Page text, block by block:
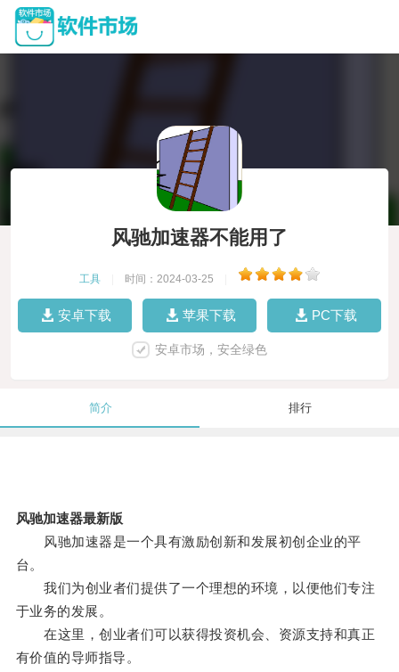
风驰加速器不能用了
工具 时间：2024-03-25
安卓下载 苹果下载 PC下载
安卓市场，安全绿色
简介 排行
风驰加速器最新版
风驰加速器是一个具有激励创新和发展初创企业的平
台。
我们为创业者们提供了一个理想的环境，以便他们专注
于业务的发展。
在这里，创业者们可以获得投资机会、资源支持和真正
有价值的导师指导。